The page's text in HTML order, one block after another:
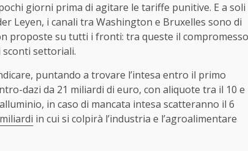
giorni prima di agitare le tariffe punitive. E a soli
Leyen, i canali tra Washington e Bruxelles sono di
proposte su tutti i fronti: tra queste il compromesso
sconti settoriali.
puntando a trovare l’intesa entro il primo
dazi da 21 miliardi di euro, con aliquote tra il 10 e
in caso di mancata intesa scatteranno il 6
in cui si colpirà l’industria e l’agroalimentare